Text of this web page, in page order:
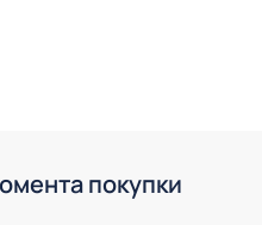
покупки